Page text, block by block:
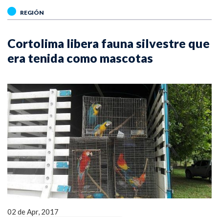
REGIÓN
Cortolima libera fauna silvestre que
era tenida como mascotas
02 de Apr, 2017